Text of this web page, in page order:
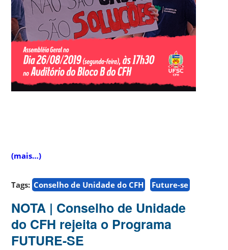
(mais…)
Tags: Conselho de Unidade do CFH Future-se
NOTA | Conselho de Unidade
do CFH rejeita o Programa
FUTURE-SE